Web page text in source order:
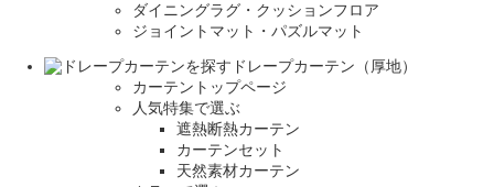
ダイニングラグ・クッションフロア
ジョイントマット・パズルマット
ドレープカーテン（厚地）
カーテントップページ
人気特集で選ぶ
遮熱断熱カーテン
カーテンセット
天然素材カーテン